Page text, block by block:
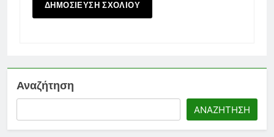
Αναζήτηση
ΑΝΑΖΉΤΗΣΗ